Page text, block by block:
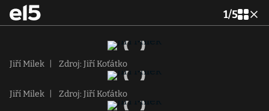
1/5
Jiří Milek Zdroj: Jiří Koťátko
Jiří Milek Zdroj: Jiří Koťátko